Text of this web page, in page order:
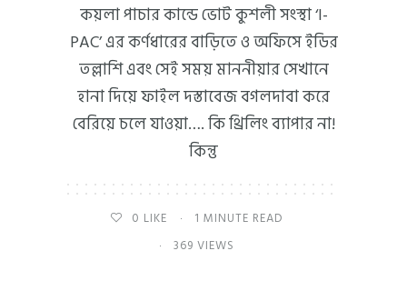
কয়লা পাচার কান্ডে ভোট কুশলী সংস্থা ‘I-
PAC’ এর কর্ণধারের বাড়িতে ও অফিসে ইডির
তল্লাশি এবং সেই সময় মাননীয়ার সেখানে
হানা দিয়ে ফাইল দস্তাবেজ বগলদাবা করে
বেরিয়ে চলে যাওয়া…. কি থ্রিলিং ব্যাপার না!
কিন্তু
0 LIKE
1 MINUTE READ
369 VIEWS